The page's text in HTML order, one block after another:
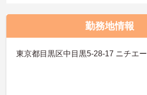
勤務地情報
東京都目黒区中目黒5-28-17 ニチエ